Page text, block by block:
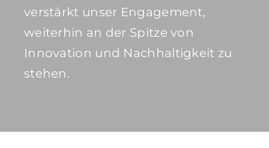
verstärkt unser Engagement,
weiterhin an der Spitze von
Innovation und Nachhaltigkeit zu
stehen.